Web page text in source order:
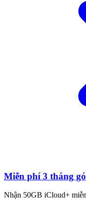
Miễn phí 3 tháng
Nhận 50GB iCloud+